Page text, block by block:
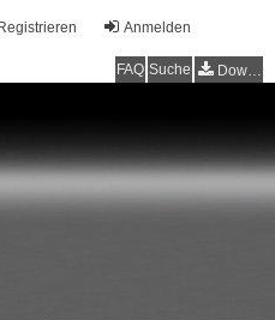
Anmelden
Registrieren
FAQ Suche Downloads